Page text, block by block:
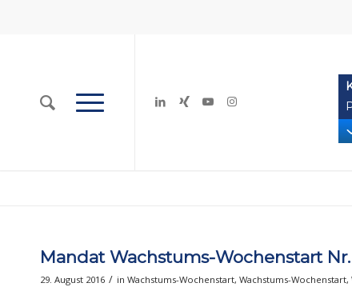
Mandat Wachstums-Wochenstart
29. August 2016 / in Wachstums-Wochenstart, Wachstums-Wochenstart,